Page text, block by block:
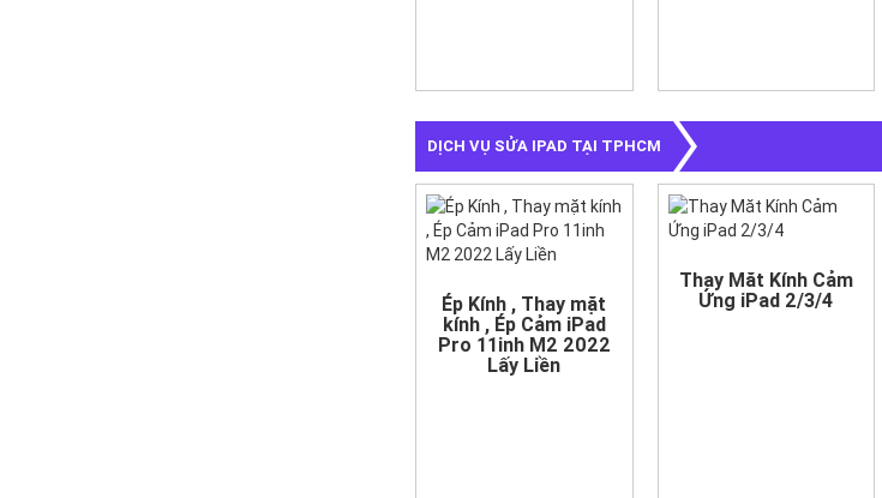
DỊCH VỤ SỬA IPAD TẠI TPHCM
Ép Kính , Thay mặt
kính , Ép Cảm iPad
Pro 11inh M2 2022
Lấy Liền
Thay Măt Kính Cảm
Ứng iPad 2/3/4